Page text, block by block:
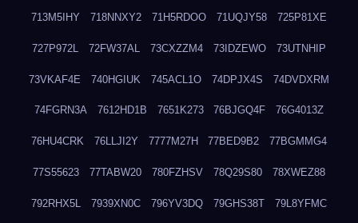
713M5IHY 718NNXY2 71H5RDOO 71UQJY58 725P81XE
727P972L 72FW37AL 73CXZZM4 73IDZEWO 73UTNHIP
73VKAF4E 740HGIUK 745ACL1O 74DPJX4S 74DVDXRM
74FGRN3A 7612HD1B 7651K273 76BJGQ4F 76G4013Z
76HU4CRK 76LLJI2Y 7777M27H 77BED9B2 77BGMMG4
77S55623 77TABW20 780FZHSV 78Q29S80 78XWEZ88
792RHX5L 7939XN0C 796YV3DQ 79GHS38T 79L8YFMC